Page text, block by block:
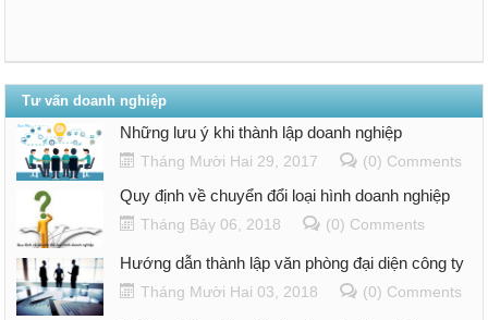
Tư vấn doanh nghiệp
Những lưu ý khi thành lập doanh nghiệp
Tháng Mười Hai 29, 2017 (0) Comments
Quy định về chuyển đổi loại hình doanh nghiệp
Tháng Bảy 06, 2018 (0) Comments
Hướng dẫn thành lập văn phòng đại diện công ty
Tháng Mười Hai 03, 2018 (0) Comments